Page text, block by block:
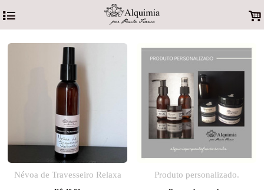
4 .
Névoa de Travesseiro Relaxa Produto personalizado.